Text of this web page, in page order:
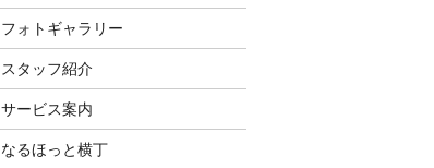
フォトギャラリー
スタッフ紹介
サービス案内
なるほっと横丁